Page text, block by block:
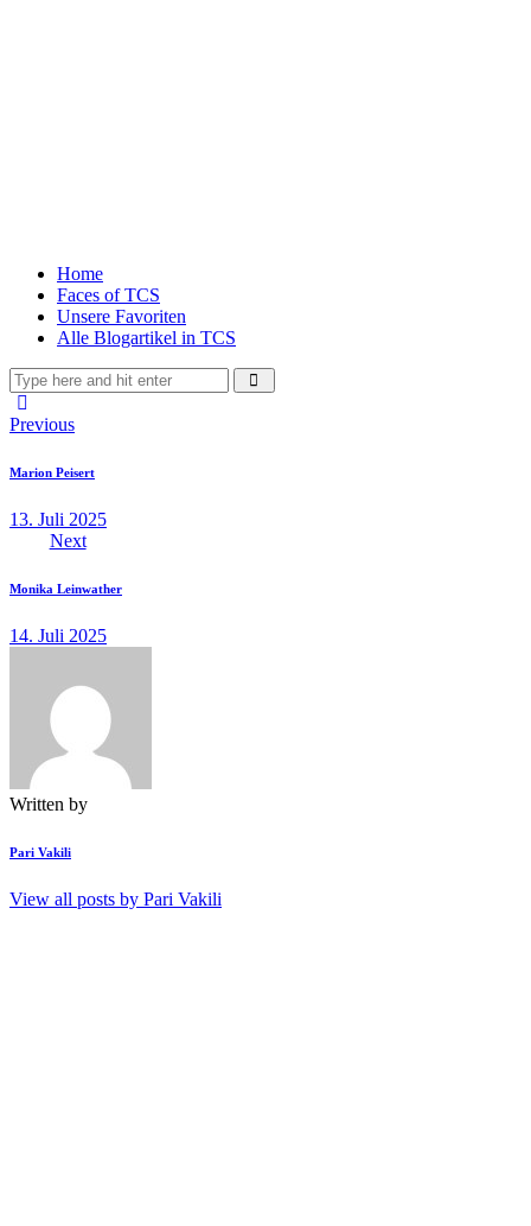
Home
Faces of TCS
Unsere Favoriten
Alle Blogartikel in TCS
Beitragsnavigation
Previous
Marion Peisert
13. Juli 2025
Next
Monika Leinwather
14. Juli 2025
Written by
Pari Vakili
View all posts by Pari Vakili